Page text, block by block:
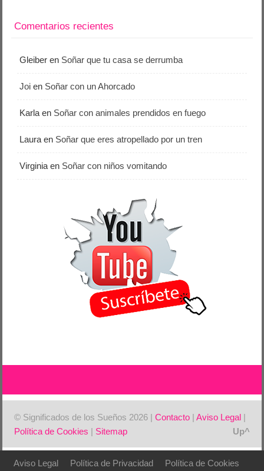
Comentarios recientes
Gleiber en Soñar que tu casa se derrumba
Joi en Soñar con un Ahorcado
Karla en Soñar con animales prendidos en fuego
Laura en Soñar que eres atropellado por un tren
Virginia en Soñar con niños vomitando
© Significados de los Sueños 2026 |Contacto |Aviso Legal |
Política de Cookies | Sitemap
Aviso Legal Política de Privacidad Política de Cookies